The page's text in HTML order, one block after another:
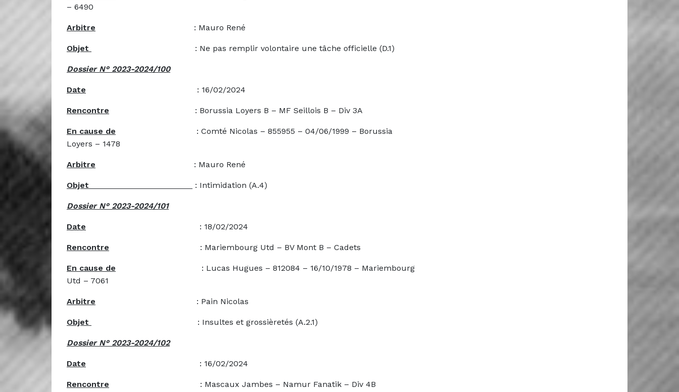
– 6490
Arbitre : Mauro René
Objet : Ne pas remplir volontaire une tâche officielle (D.1)
Dossier N° 2023-2024/100
Date : 16/02/2024
Rencontre : Borussia Loyers B – MF Seillois B – Div 3A
En cause de : Comté Nicolas – 855955 – 04/06/1999 – Borussia
Loyers – 1478
Arbitre : Mauro René
Objet : Intimidation (A.4)
Dossier N° 2023-2024/101
Date : 18/02/2024
Rencontre : Mariembourg Utd – BV Mont B – Cadets
En cause de : Lucas Hugues – 812084 – 16/10/1978 – Mariembourg
Utd – 7061
Arbitre : Pain Nicolas
Objet : Insultes et grossièretés (A.2.1)
Dossier N° 2023-2024/102
Date : 16/02/2024
Rencontre : Mascaux Jambes – Namur Fanatik – Div 4B